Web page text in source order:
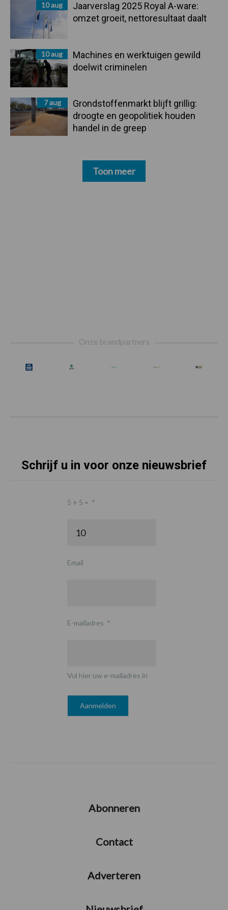
10 aug
Jaarverslag 2025 Royal A-ware:
omzet groeit, nettoresultaat daalt
10 aug
Machines en werktuigen gewild
doelwit criminelen
7 aug
Grondstoffenmarkt blijft grillig:
droogte en geopolitiek houden
handel in de greep
Toon meer
Onze brandpartners
Schrijf u in voor onze nieuwsbrief
5 + 5 = *
Email
E-mailadres *
Vul hier uw e-mailadres in
Abonneren
Contact
Adverteren